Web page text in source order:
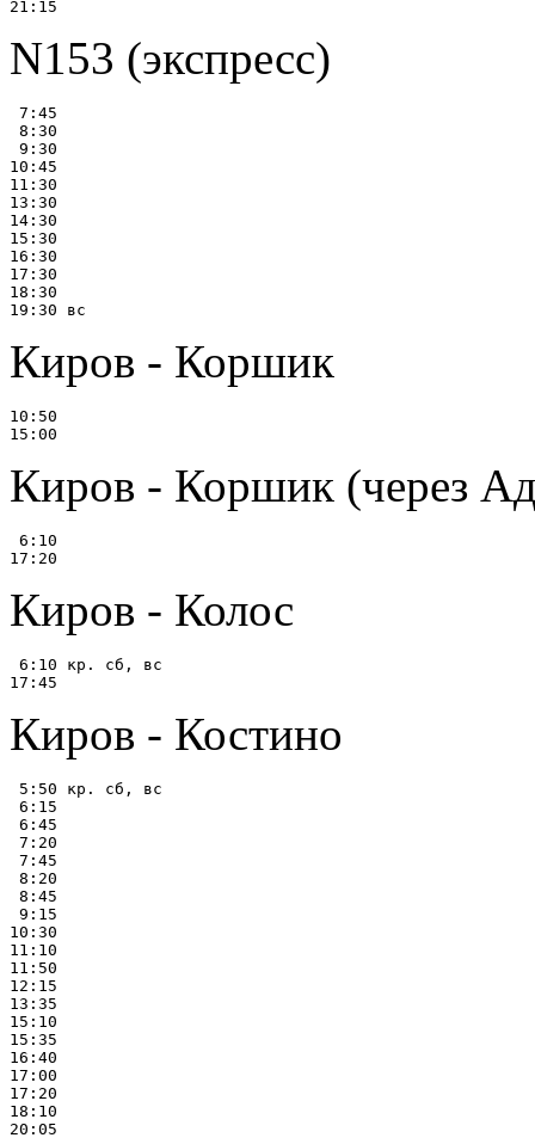
N153 (экспресс)
7:45
8:30
9:30
10:45
11:30
13:30
14:30
15:30
16:30
17:30
18:30
Киров - Коршик
10:50
Киров - Коршик (через
6:10
Киров - Колос
6:10 кр. сб, вс
Киров - Костино
5:50 кр. сб, вс
6:15
6:45
7:20
7:45
8:20
8:45
9:15
10:30
11:10
11:50
12:15
13:35
15:10
15:35
16:40
17:00
17:20
18:10